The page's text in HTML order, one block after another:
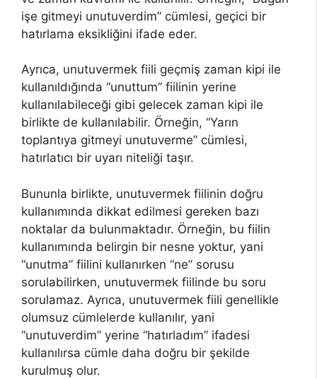
işe gitmeyi unutuverdim” cümlesi, geçici bir
hatırlama eksikliğini ifade eder.
Ayrıca, unutuvermek fiili geçmiş zaman kipi ile
kullanıldığında “unuttum” fiilinin yerine
kullanılabileceği gibi gelecek zaman kipi ile
birlikte de kullanılabilir. Örneğin, “Yarın
toplantıya gitmeyi unutuverme” cümlesi,
hatırlatıcı bir uyarı niteliği taşır.
Bununla birlikte, unutuvermek fiilinin doğru
kullanımında dikkat edilmesi gereken bazı
noktalar da bulunmaktadır. Örneğin, bu fiilin
kullanımında belirgin bir nesne yoktur, yani
“unutma” fiilini kullanırken “ne” sorusu
sorulabilirken, unutuvermek fiilinde bu soru
sorulamaz. Ayrıca, unutuvermek fiili genellikle
olumsuz cümlelerde kullanılır, yani
“unutuverdim” yerine “hatırladım” ifadesi
kullanılırsa cümle daha doğru bir şekilde
kurulmuş olur.